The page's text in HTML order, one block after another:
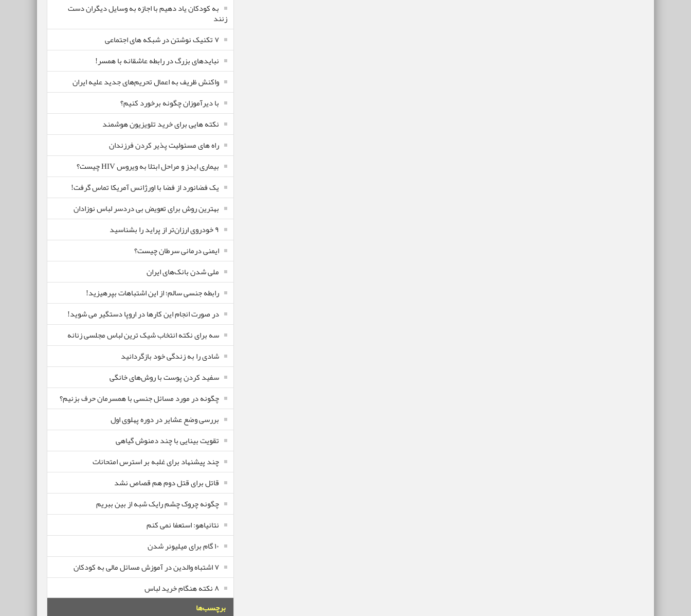
به کودکان یاد دهیم با اجازه به وسایل دیگران دست
زنند
۷ تکنیک نوشتن در شبکه های اجتماعی
نبایدهای بزرگ در رابطه عاشقانه با همسر!
واکنش ظریف به اعمال تحریم‌های جدید علیه ایران
با دیرآموزان چگونه برخورد کنیم؟
نکته هایی برای خرید تلویزیون هوشمند
راه های مسئولیت پذیر کردن فرزندان
بیماری ایدز و مراحل ابتلا به ویروس HIV چیست؟
یک فضانورد از فضا با اورژانس آمریکا تماس گرفت!
بهترین روش برای تعویض بی دردسر لباس نوزادان
٩ خودروی ارزان‌تر از پراید را بشناسید
ایمنی درمانی سرطان چیست؟
ملی شدن بانک‌های ایران
رابطه جنسی سالم؛ از این اشتباهات بپرهیزید!
در صورت انجام این کارها در اروپا دستگیر می شوید!
سه برای نکته انتخاب شیک ترین لباس مجلسی زنانه
شادی را به زندگی خود بازگردانید
سفید کردن پوست با روش‌های خانگی
چگونه در مورد مسائل جنسی با همسرمان حرف بزنیم؟
بررسی وضع عشایر در دوره پهلوی اول
تقویت بینایی با چند دمنوش گیاهی
چند پیشنهاد برای غلبه بر استرس امتحانات
قاتل برای قتل دوم هم قصاص نشد
چگونه چروک چشم رایک شبه از بین ببریم
نتانیاهو: استعفا نمی کنم
۱۰ گام برای میلیونر شدن
۷ اشتباه والدین در آموزش مسائل مالی به کودکان
۸ نکته هنگام خرید لباس
برچسب‌ها